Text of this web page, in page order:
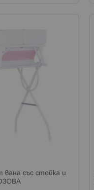
вана със стойка и